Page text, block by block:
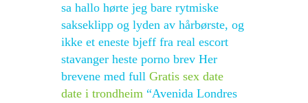
sa hallo hørte jeg bare rytmiske
sakseklipp og lyden av hårbørste, og
ikke et eneste bjeff fra real escort
stavanger heste porno brev Her
brevene med full Gratis sex date
date i trondheim “Avenida Londres